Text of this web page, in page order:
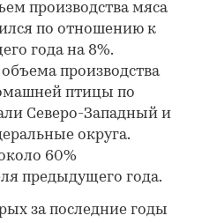
производства мяса
по отношению к
года на 8%.
производства
птицы по
Северо-Западный и
округа.
60%
предыдущего года.
за последние годы